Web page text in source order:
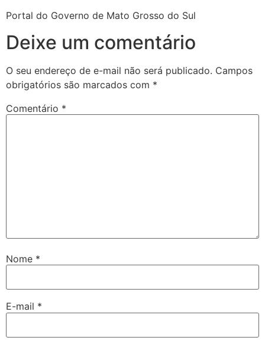
Portal do Governo de Mato Grosso do Sul
Deixe um comentário
O seu endereço de e-mail não será publicado. Campos
obrigatórios são marcados com *
Comentário *
Nome *
E-mail *